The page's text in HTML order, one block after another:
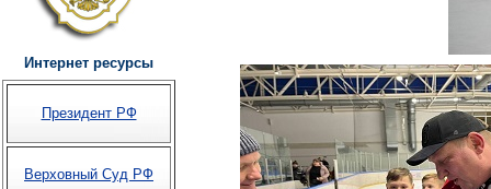
Интернет ресурсы
Президент РФ
Верховный Суд РФ